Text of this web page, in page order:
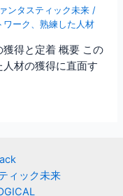
ンタスティック未来 /
ワーク 、熟練した人材
得と定着 概要 この
材の獲得に直面す
ィック未来